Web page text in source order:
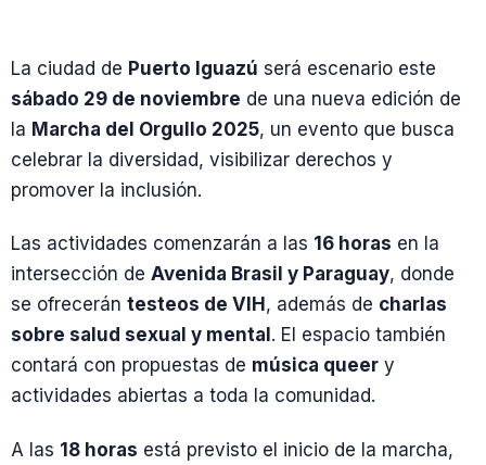
La ciudad de Puerto Iguazú será escenario este
sábado 29 de noviembre de una nueva edición de
la Marcha del Orgullo 2025, un evento que busca
celebrar la diversidad, visibilizar derechos y
promover la inclusión.
Las actividades comenzarán a las 16 horas en la
intersección de Avenida Brasil y Paraguay, donde
se ofrecerán testeos de VIH , además de charlas
sobre salud sexual y mental . El espacio también
contará con propuestas de música queer y
actividades abiertas a toda la comunidad.
A las 18 horas está previsto el inicio de la marcha,